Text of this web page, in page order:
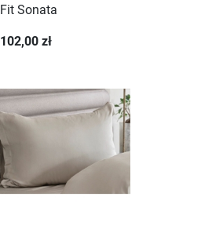
Fit Sonata
102,00 zł